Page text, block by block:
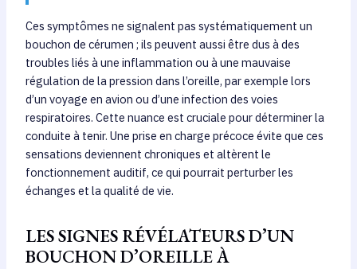
Ces symptômes ne signalent pas systématiquement un
bouchon de cérumen ; ils peuvent aussi être dus à des
troubles liés à une inflammation ou à une mauvaise
régulation de la pression dans l’oreille, par exemple lors
d’un voyage en avion ou d’une infection des voies
respiratoires. Cette nuance est cruciale pour déterminer la
conduite à tenir. Une prise en charge précoce évite que ces
sensations deviennent chroniques et altèrent le
fonctionnement auditif, ce qui pourrait perturber les
échanges et la qualité de vie.
LES SIGNES RÉVÉLATEURS D’UN
BOUCHON D’OREILLE À